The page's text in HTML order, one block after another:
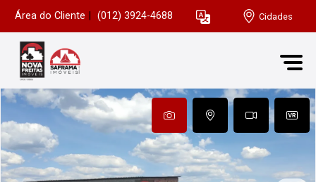
Área do Cliente (012) 3924-4688 Cidades